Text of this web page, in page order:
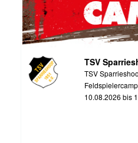
TSV
TSV
Feldspielercamp
10.08.2026 bis